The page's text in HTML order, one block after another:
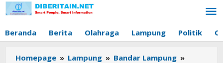
Lewati
ke
Beranda Berita Olahraga Lampung Politik
Homepage » Lampung » Bandar Lampung »